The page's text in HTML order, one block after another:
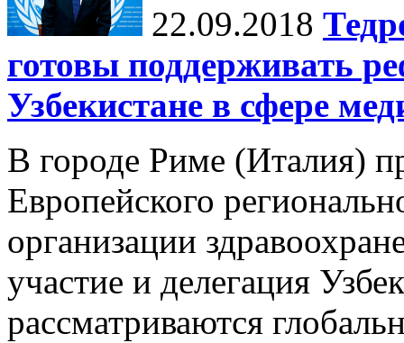
22.09.2018
готовы поддерживать
Узбекистане в сфере
В городе Риме (Италия)
Европейского
организации
участие и делегация
рассматриваются